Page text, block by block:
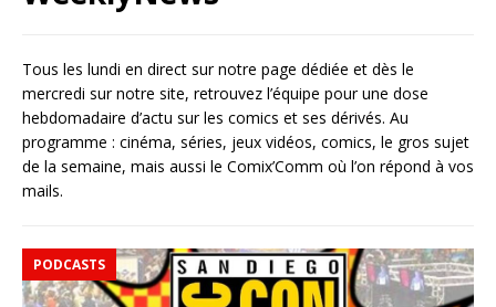
Tous les lundi en direct sur notre page dédiée et dès le
mercredi sur notre site, retrouvez l’équipe pour une dose
hebdomadaire d’actu sur les comics et ses dérivés. Au
programme : cinéma, séries, jeux vidéos, comics, le gros sujet
de la semaine, mais aussi le Comix’Comm où l’on répond à vos
mails.
PODCASTS